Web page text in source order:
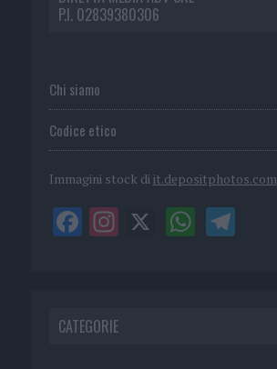
P.I. 02839380306
Chi siamo
Codice etico
Immagini stock di it.depositphotos.com
CATEGORIE